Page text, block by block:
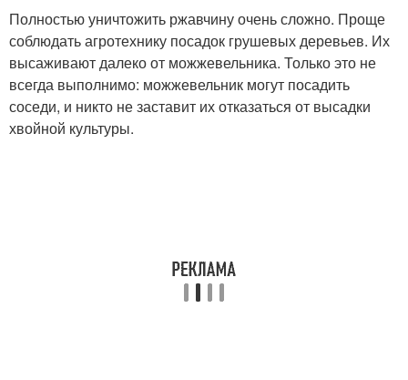
Полностью уничтожить ржавчину очень сложно. Проще
соблюдать агротехнику посадок грушевых деревьев. Их
высаживают далеко от можжевельника. Только это не
всегда выполнимо: можжевельник могут посадить
соседи, и никто не заставит их отказаться от высадки
хвойной культуры.